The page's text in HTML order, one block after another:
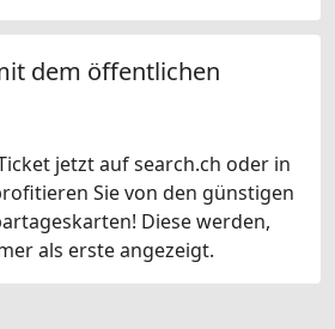
dem öffentlichen
jetzt auf search.ch oder in
Sie von den günstigen
Diese werden,
als erste angezeigt.